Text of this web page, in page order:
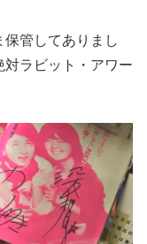
管してありまし
ラビット・アワー